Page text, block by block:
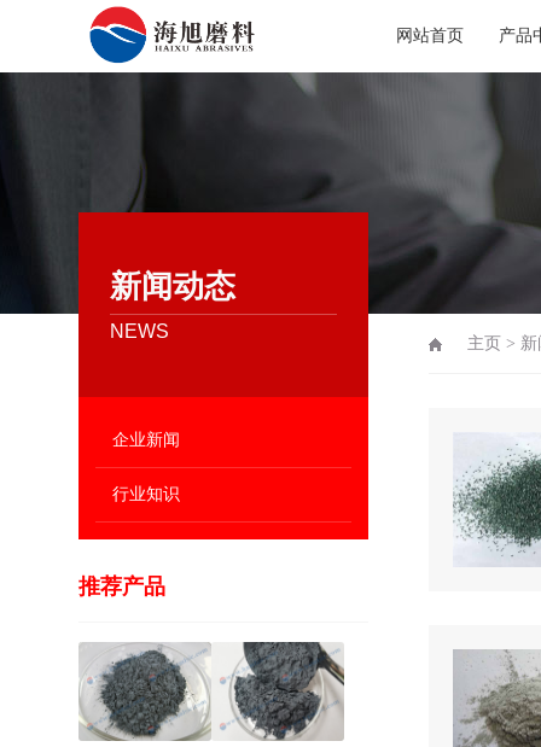
网站首页 产品
新闻动态
NEWS
企业新闻
行业知识
推荐产品
主页 >